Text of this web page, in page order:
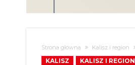
Strona główna Kalisz i region
KALISZ KALISZ I REGION